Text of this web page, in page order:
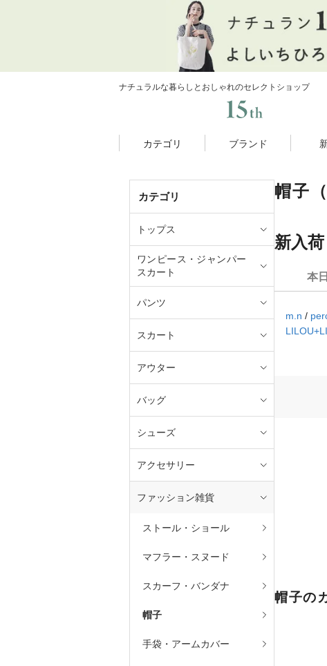
ナチュラルな暮らしとおしゃれのセレクトショップ
カテゴリ ブランド
カテゴリ
トップス
ワンピース・ジャンパー
スカート
パンツ
スカート
アウター
バッグ
シューズ
アクセサリー
ファッション雑貨
ストール・ショール
マフラー・スヌード
スカーフ・バンダナ
帽子
手袋・アームカバー
帽子
新入荷
本日
m.n /
帽子の